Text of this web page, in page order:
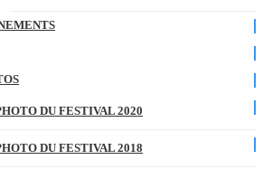
DU FESTIVAL 2020
DU FESTIVAL 2018